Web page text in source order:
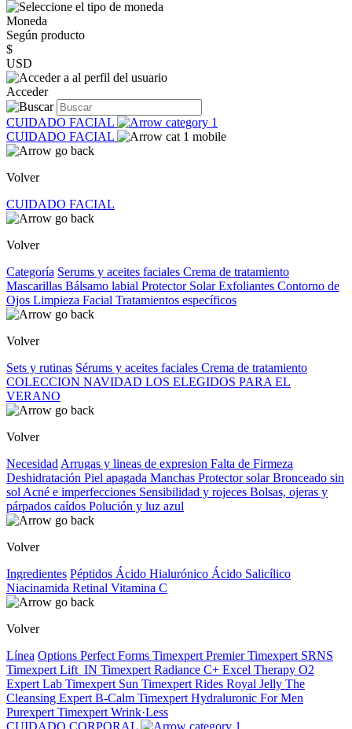
Moneda
Según producto
$
USD
Acceder
CUIDADO FACIAL
CUIDADO FACIAL
Volver
CUIDADO FACIAL
Volver
Categoría Serums y aceites faciales Crema de tratamiento
Mascarillas Bálsamo labial Protector SolarExfoliantes Contorno de
Ojos Limpieza Facial Tratamientos específicos
Volver
Sets y rutinas Sérums y aceites faciales Crema de tratamiento
COLECCION NAVIDAD LOS ELEGIDOS PARA EL
VERANO
Volver
Necesidad Arrugas y lineas de expresion Falta de Firmeza
Deshidratación Piel apagada Manchas Protector solarBronceado sin
sol Acné e imperfecciones Sensibilidad y rojeces Bolsas, ojeras y
párpados caídos Polución y luz azul
Volver
Ingredientes Péptidos Ácido Hialurónico Ácido Salicílico
Niacinamida Retinal Vitamina C
Volver
Línea Options Perfect Forms Timexpert PremierTimexpert SRNS
Timexpert Lift_IN Timexpert Radiance C+ Excel Therapy O2
Expert Lab Timexpert Sun Timexpert Rides Royal Jelly The
Cleansing Expert B-Calm Timexpert Hydraluronic For Men
Purexpert Timexpert Wrink·Less
CUIDADO CORPORAL